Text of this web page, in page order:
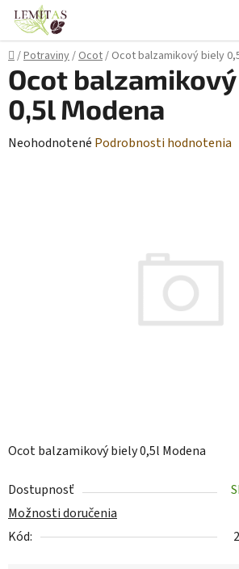
Prejsť
obsah
Domov
/Potraviny/Ocot/ Ocot balzamikový biely
Ocot balzamikový biely 0,5l Modena
Dostupnosť
Možnosti doručenia
Kód:
Ocot
0,5l Modena
Priemerné
Neohodnotené Podrobnosti hodnotenia